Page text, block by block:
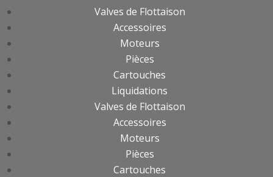
Valves de Flottaison
Accessoires
Moteurs
Pièces
Cartouches
Liquidations
Valves de Flottaison
Accessoires
Moteurs
Pièces
Cartouches